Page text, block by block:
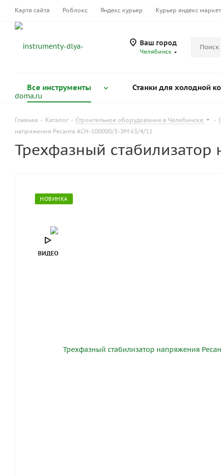
Карта сайта Роблокс Яндекс курьер Курьер яндекс маркет
Ваш город
Челябинск
Все инструменты Станки для холодной
Главная - Каталог - Строительное оборудование в Челябинске -
напряжения Ресанта АСН-100000/3-ЭМ 63/4/11
Трехфазный
НОВИНКА
ВИДЕО